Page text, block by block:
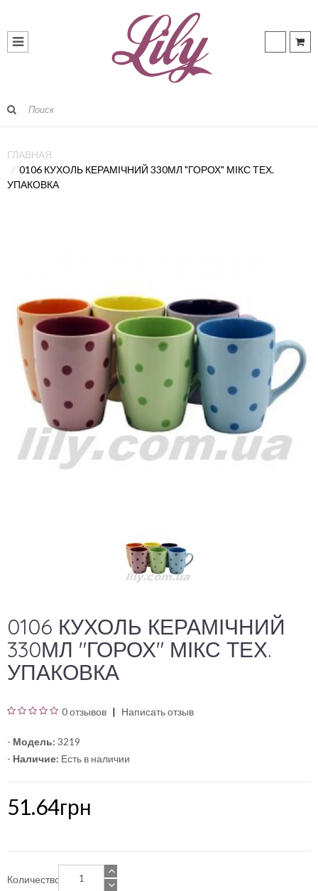
ГЛАВНАЯ
0106 КУХОЛЬ КЕРАМІЧНИЙ 330МЛ "ГОРОХ" МІКС ТЕХ.
УПАКОВКА
0106 КУХОЛЬ КЕРАМІЧНИЙ
330МЛ "ГОРОХ" МІКС ТЕХ.
УПАКОВКА
0 отзывов Написать отзыв
- Модель: 3219
- Наличие: Есть в наличии
51.64грн
Количество